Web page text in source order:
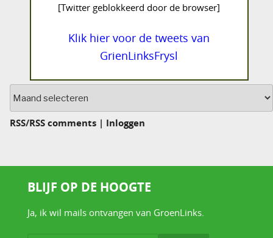
[Twitter geblokkeerd door de browser]
Klik hier voor de tweets van
GrienLinksFrysl
RSS/RSS comments | Inloggen
BLIJF OP DE HOOGTE
Ja, ik wil mails ontvangen van GroenLinks.